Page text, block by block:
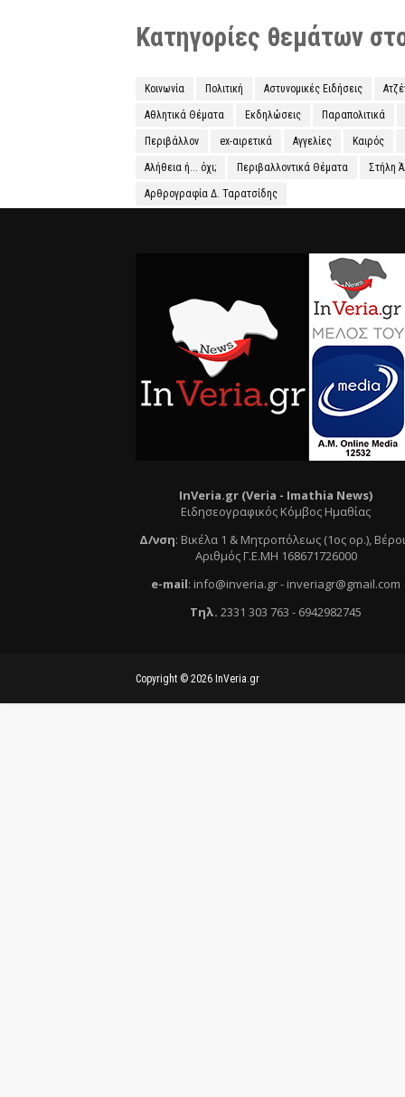
Κατηγορίες θεμάτων
Κοινωνία Πολιτική Αστυνομικές Ειδήσεις
Αθλητικά Θέματα Εκδηλώσεις Παραπολιτικά
Περιβάλλον ex-αιρετικά Αγγελίες Καιρός
Αλήθεια ή... όχι; Περιβαλλοντικά Θέματα Στήλη
Αρθρογραφία Δ. Ταρατσίδης
InVeria.gr (Veria - Ιmathia News)
Ειδησεογραφικός Κόμβος Ημαθίας
Δ/νση: Βικέλα 1 & Μητροπόλεως (1ος ορ.),
Αριθμός Γ.Ε.ΜΗ 168671726000
e-mail: info@inveria.gr- inveriagr@gmail.com
Τηλ. 2331 303 763 - 6942982745
Copyright © 2026 InVeria.gr